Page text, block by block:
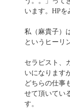
います。HPを
私（麻貴子）
というヒーリ
セラピスト、
いになります
どちらの仕事
せて頂いてい
す。